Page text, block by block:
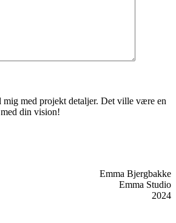
med projekt detaljer. Det ville være en
din vision!
Emma Bjergbakke
Emma Studio
2024